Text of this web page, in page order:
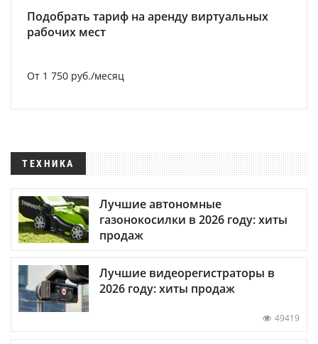
Подобрать тариф на аренду виртуальных
рабочих мест
От 1 750 руб./месяц
ТЕХНИКА
Лучшие автономные
газонокосилки в 2026 году: хиты
продаж
Лучшие видеорегистраторы в
2026 году: хиты продаж
49419